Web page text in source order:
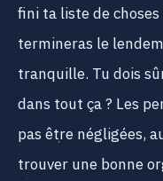
fini ta liste de choses
termineras le
tranquille. Tu dois
dans tout ça ? Les
pas être négligées,
trouver une bonne